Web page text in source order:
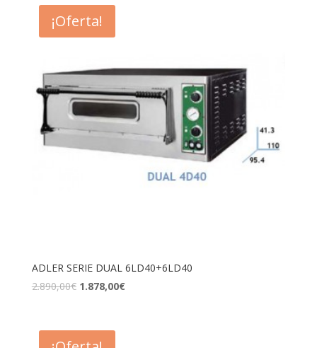
¡Oferta!
ADLER SERIE DUAL 6LD40+6LD40
2.890,00€ 1.878,00€